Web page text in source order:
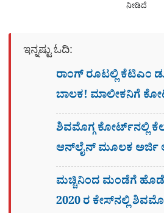
ನೀಡಿದೆ
ಇನ್ನಷ್ಟು ಓದಿ:
ರಾಂಗ್​ ರೂಟಲ್ಲಿ ಕೆಟಿಎಂ
ಬಾಲಕ! ಮಾಲೀಕನಿಗೆ
ಶಿವಮೊಗ್ಗ ಕೋರ್ಟ್​ನಲ್ಲಿ
ಆನ್​ಲೈನ್​ ಮೂಲಕ ಅರ್ಜಿ
ಮಚ್ಚಿನಿಂದ ಮಂಡೆಗೆ
2020 ರ ಕೇಸ್​ನಲ್ಲಿ